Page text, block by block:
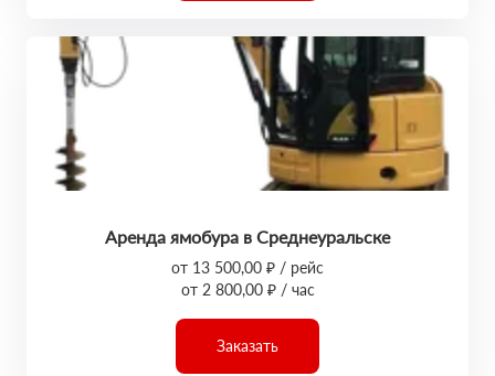
Аренда ямобура в Среднеуральске
от 13 500,00 ₽ / рейс
от 2 800,00 ₽ / час
Заказать